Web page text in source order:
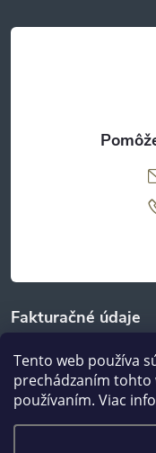
Tento web používa
prechádzaním tohto
používaním. Viac
p
i
s
u
t
Fakturačné údaje
O nákupe